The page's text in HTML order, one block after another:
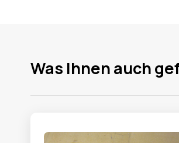
Was Ihnen auch